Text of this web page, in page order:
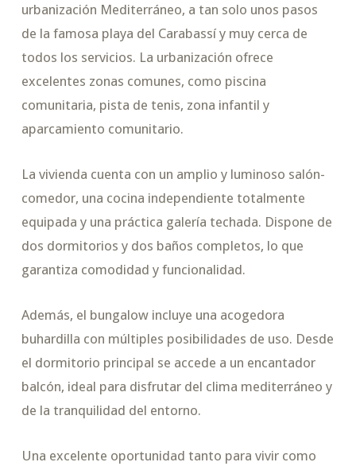
urbanización Mediterráneo, a tan solo unos pasos
de la famosa playa del Carabassí y muy cerca de
todos los servicios. La urbanización ofrece
excelentes zonas comunes, como piscina
comunitaria, pista de tenis, zona infantil y
aparcamiento comunitario.
La vivienda cuenta con un amplio y luminoso salón-
comedor, una cocina independiente totalmente
equipada y una práctica galería techada. Dispone de
dos dormitorios y dos baños completos, lo que
garantiza comodidad y funcionalidad.
Además, el bungalow incluye una acogedora
buhardilla con múltiples posibilidades de uso. Desde
el dormitorio principal se accede a un encantador
balcón, ideal para disfrutar del clima mediterráneo y
de la tranquilidad del entorno.
Una excelente oportunidad tanto para vivir como